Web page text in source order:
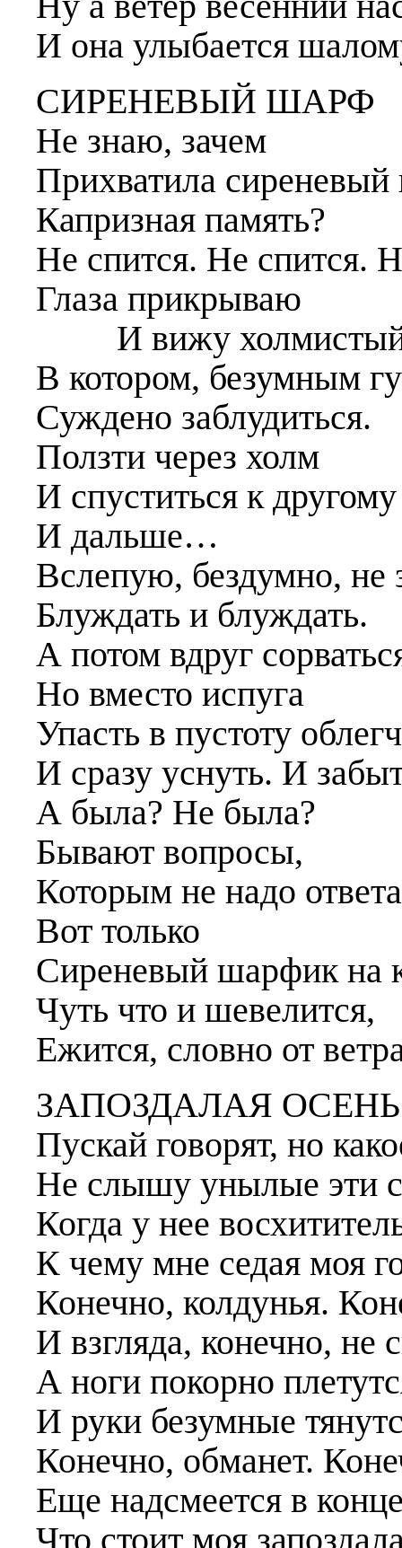
И она улыбается
СИРЕНЕВЫЙ ШАРФ
Не знаю, зачем
Прихватила
Капризная память?
Не спится. Не спится.
Глаза прикрываю
И вижу холмистый
В котором, безумным
Суждено заблудиться.
Ползти через холм
И спуститься к
И дальше…
Вслепую, бездумно, не
Блуждать и блуждать.
А потом вдруг
Но вместо испуга
Упасть в пустоту
И сразу уснуть. И
А была? Не была?
Бывают вопросы,
Которым не надо
Вот только
Сиреневый шарфик на
Чуть что и шевелится,
Ежится, словно от
ЗАПОЗДАЛАЯ ОСЕНЬ
Пускай говорят, но
Не слышу унылые эти
Когда у нее
К чему мне седая моя
Конечно, колдунья.
И взгляда, конечно,
А ноги покорно
И руки безумные
Конечно, обманет.
Еще надсмеется в
Что стоит моя